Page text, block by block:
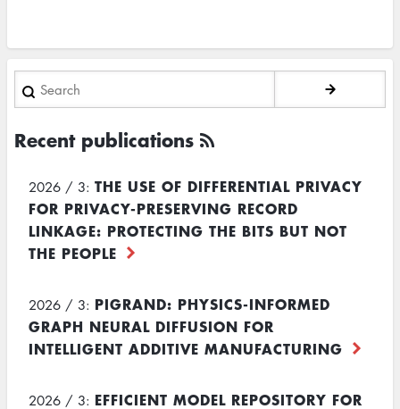
Search
Recent publications
2026 / 3: THE USE OF DIFFERENTIAL PRIVACY
FOR PRIVACY-PRESERVING RECORD
LINKAGE: PROTECTING THE BITS BUT NOT
THE PEOPLE
2026 / 3: PIGRAND: PHYSICS-INFORMED
GRAPH NEURAL DIFFUSION FOR
INTELLIGENT ADDITIVE MANUFACTURING
2026 / 3: EFFICIENT MODEL REPOSITORY FOR